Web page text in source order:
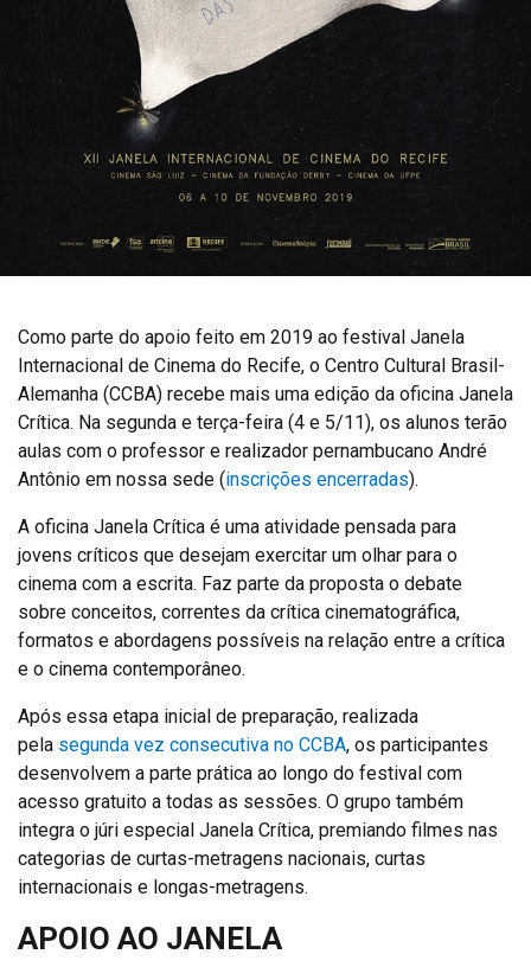
Como parte do apoio feito em 2019 ao festival Janela
Internacional de Cinema do Recife, o Centro Cultural Brasil-
Alemanha (CCBA) recebe mais uma edição da oficina Janela
Crítica. Na segunda e terça-feira (4 e 5/11), os alunos terão
aulas com o professor e realizador pernambucano André
Antônio em nossa sede (inscrições encerradas).
A oficina Janela Crítica é uma atividade pensada para
jovens críticos que desejam exercitar um olhar para o
cinema com a escrita. Faz parte da proposta o debate
sobre conceitos, correntes da crítica cinematográfica,
formatos e abordagens possíveis na relação entre a crítica
e o cinema contemporâneo.
Após essa etapa inicial de preparação, realizada
pela segunda vez consecutiva no CCBA, os participantes
desenvolvem a parte prática ao longo do festival com
acesso gratuito a todas as sessões. O grupo também
integra o júri especial Janela Crítica, premiando filmes nas
categorias de curtas-metragens nacionais, curtas
internacionais e longas-metragens.
APOIO AO JANELA